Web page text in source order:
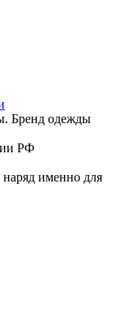
Бренд одежды
РФ
именно для